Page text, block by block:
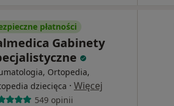
płatności
Gabinety
Ortopedia,
dziecięca · Więcej
549 opinii